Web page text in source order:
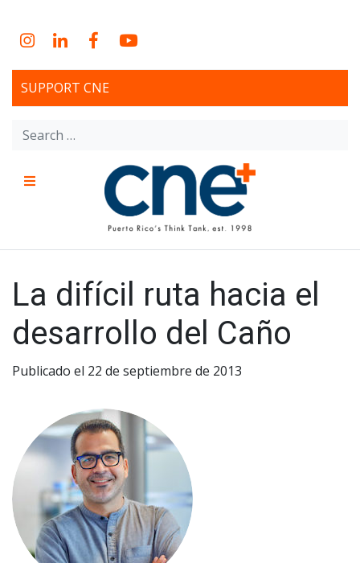
contentInstagram
LinkedInFacebookYouTube
SUPPORT CNE
Search
CNE – Centro Para Una
Nueva Economía – Center
for a New Economy
Non-profit, economic research and policy development
La difícil ruta hacia el
desarrollo del Caño
Publicado el 22 de septiembre de 2013